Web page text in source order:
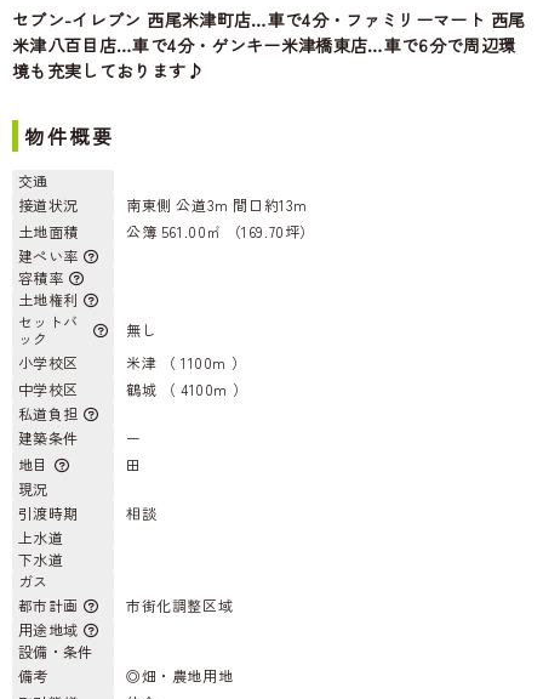
セブン-イレブン 西尾米津町店…車で4分・ファミリーマート 西尾
米津八百目店…車で4分・ゲンキー米津橋東店…車で6分で周辺環
境も充実しております♪
物件概要
交通
接道状況
南東側 公道3m 間口約13m
土地面積
公簿 561.00㎡ （169.70坪）
建ぺい率
容積率
土地権利
セットバ
ック
無し
小学校区
米津 （ 1100m ）
中学校区
鶴城 （ 4100m ）
私道負担
建築条件
ー
地目
田
現況
引渡時期
相談
上水道
下水道
ガス
都市計画
市街化調整区域
用途地域
設備・条件
備考
◎畑・農地用地